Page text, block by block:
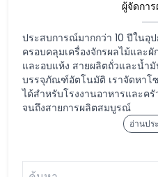
ผู้จัดกา
ประสบการณ์มากกว่า 10 ปีใน
ครอบคลุมเครื่องจักรผลไม้และ
และอบแห้ง สายผลิตถั่วและน้ำ
บรรจุภัณฑ์อัตโนมัติ เราจัดหาโ
ได้สำหรับโรงงานอาหารและครั
จนถึงสายการผลิตสมบูรณ์
อ่านปร